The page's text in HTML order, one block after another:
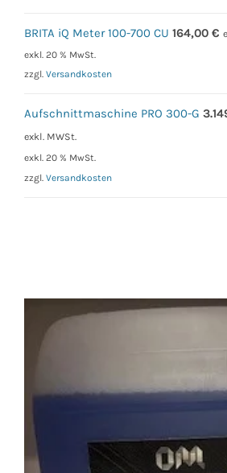
BRITA iQ Meter 100-700 CU 164,00 €
exkl. 20 % MwSt.
zzgl. Versandkosten
Aufschnittmaschine PRO 300-G
exkl. MWSt.
exkl. 20 % MwSt.
zzgl. Versandkosten